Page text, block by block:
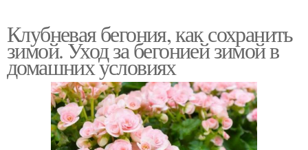
Клубневая бегония, как сохранить
зимой. Уход за бегонией зимой в
домашних условиях